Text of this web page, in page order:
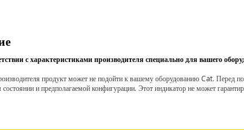
с характеристиками производителя специально для вашего
продукт может не подойти к вашему оборудованию Cat. Перед
и предполагаемой конфигурации. Этот индикатор не может